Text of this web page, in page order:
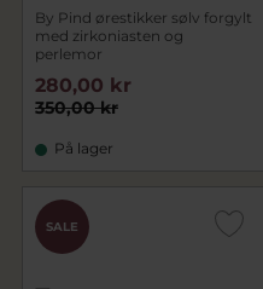
By Pind ørestikker sølv forgylt
med zirkoniasten og
perlemor
350,00 kr
280,00 kr
På lager
SALE